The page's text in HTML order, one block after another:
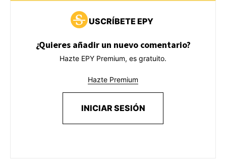
USCRÍBETE EPY
¿Quieres añadir un nuevo comentario?
Hazte EPY Premium, es gratuito.
Hazte Premium
INICIAR SESIÓN